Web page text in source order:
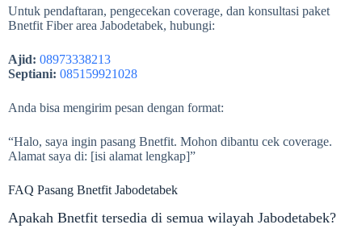
Untuk pendaftaran, pengecekan coverage, dan konsultasi paket
Bnetfit Fiber area Jabodetabek, hubungi:
Ajid: 08973338213
Septiani: 085159921028
Anda bisa mengirim pesan dengan format:
“Halo, saya ingin pasang Bnetfit. Mohon dibantu cek coverage.
Alamat saya di: [isi alamat lengkap]”
FAQ Pasang Bnetfit Jabodetabek
Apakah Bnetfit tersedia di semua wilayah Jabodetabek?